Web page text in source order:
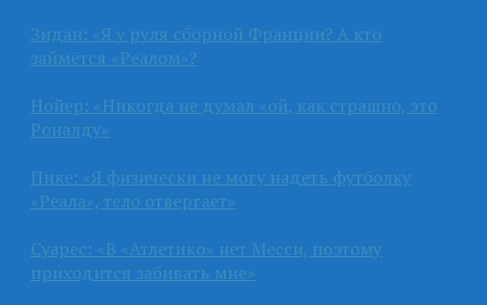
Зидан: «Я у руля сборной Франции? А кто
займётся «Реалом»?
Нойер: «Никогда не думал «ой, как страшно, это
Роналду»
Пике: «Я физически не могу надеть футболку
«Реала», тело отвергает»
Суарес: «В «Атлетико» нет Месси, поэтому
приходится забивать мне»